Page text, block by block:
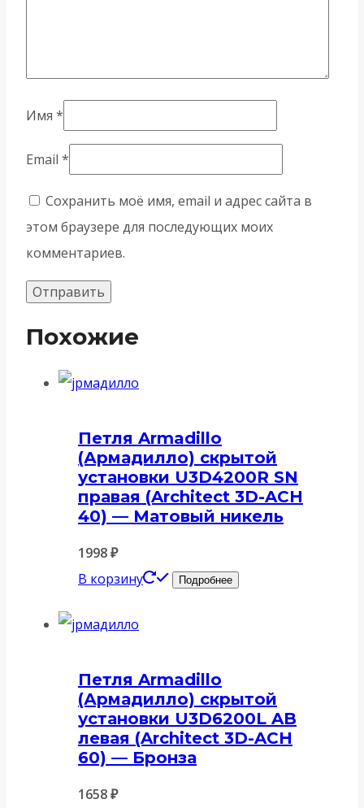
Имя *
Email *
Сохранить моё имя, email и адрес сайта в
этом браузере для последующих моих
комментариев.
Похожие
Петля Armadillo
(Армадилло) скрытой
установки U3D4200R SN
правая (Architect 3D-ACH
40) — Матовый никель
1998₽
В корзину
Подробнее
Петля Armadillo
(Армадилло) скрытой
установки U3D6200L AB
левая (Architect 3D-ACH
60) — Бронза
1658₽